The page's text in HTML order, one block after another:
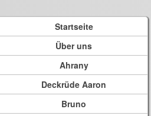
Startseite
Über uns
Ahrany
Deckrüde Aaron
Bruno